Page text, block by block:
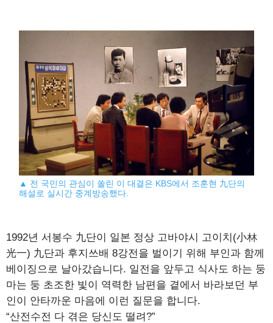
▲ 전 국민의 관심이 쏠린 이 대결은 KBS에서 조훈현 九단의
해설로 실시간 중계방송했다.
1992년 서봉수 九단이 일본 정상 고바야시 고이치(小林
光一) 九단과 후지쓰배 8강전을 벌이기 위해 부인과 함께
베이징으로 날아갔습니다. 일전을 앞두고 식사도 하는 둥
마는 둥 초조한 빛이 역력한 남편을 곁에서 바라보던 부
인이 안타까운 마음에 이런 질문을 합니다.
“산전수전 다 겪은 당신도 떨려?”